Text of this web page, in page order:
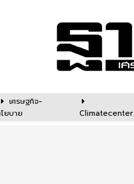
เศรษฐกิจ-
ยบาย
Climatecenter